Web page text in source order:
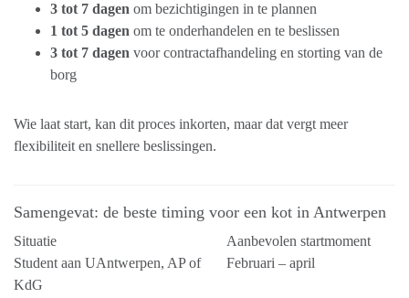
3 tot 7 dagen om bezichtigingen in te plannen
1 tot 5 dagen om te onderhandelen en te beslissen
3 tot 7 dagen voor contractafhandeling en storting van de
borg
Wie laat start, kan dit proces inkorten, maar dat vergt meer
flexibiliteit en snellere beslissingen.
Samengevat: de beste timing voor een kot in Antwerpen
Situatie
Aanbevolen startmoment
Student aan UAntwerpen, AP of
KdG
Februari – april